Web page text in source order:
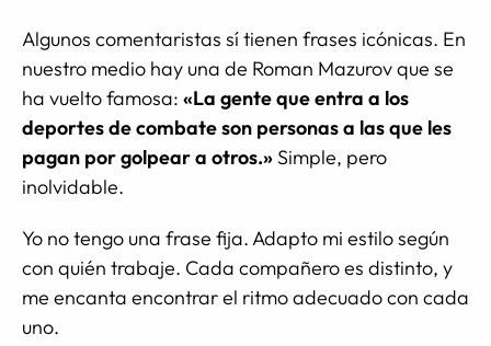
Algunos comentaristas sí tienen frases icónicas. En
nuestro medio hay una de Roman Mazurov que se
ha vuelto famosa: «La gente que entra a los
deportes de combate son personas a las que les
pagan por golpear a otros.» Simple, pero
inolvidable.
Yo no tengo una frase fija. Adapto mi estilo según
con quién trabaje. Cada compañero es distinto, y
me encanta encontrar el ritmo adecuado con cada
uno.